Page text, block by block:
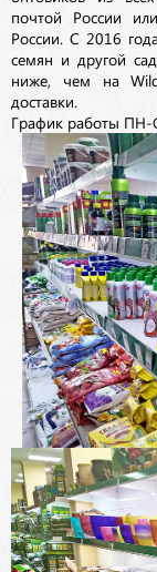
почтой России
России. С 2016
семян и другой
ниже, чем на
доставки.
График работы ПН-